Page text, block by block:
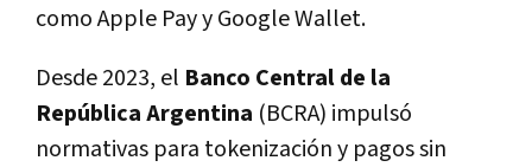
como Apple Pay y Google Wallet.
Desde 2023, el Banco Central de la
República Argentina (BCRA) impulsó
normativas para tokenización y pagos sin